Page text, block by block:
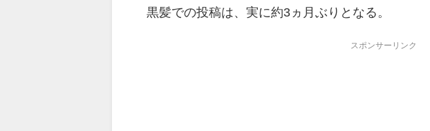
黒髪での投稿は、実に約3ヵ月ぶりとなる。
スポンサーリンク